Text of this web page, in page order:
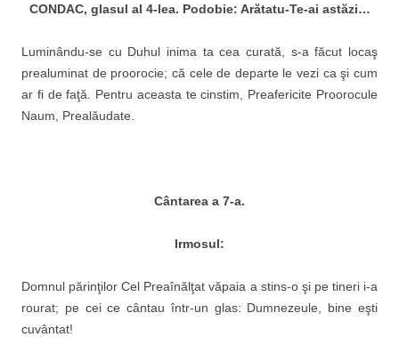
CONDAC, glasul al 4-lea. Podobie: Arătatu-Te-ai astăzi…
Luminându-se cu Duhul inima ta cea curată, s-a făcut locaş
prealuminat de proorocie; că cele de departe le vezi ca şi cum
ar fi de faţă. Pentru aceasta te cinstim, Preafericite Proorocule
Naum, Prealăudate.
Cântarea a 7-a.
Irmosul:
Domnul părinţilor Cel Preaînălţat văpaia a stins-o şi pe tineri i-a
rourat; pe cei ce cântau într-un glas: Dumnezeule, bine eşti
cuvântat!